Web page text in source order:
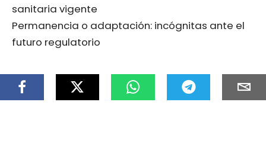
sanitaria vigente
Permanencia o adaptación: incógnitas ante el
futuro regulatorio